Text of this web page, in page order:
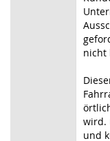
nicht
wird.
und